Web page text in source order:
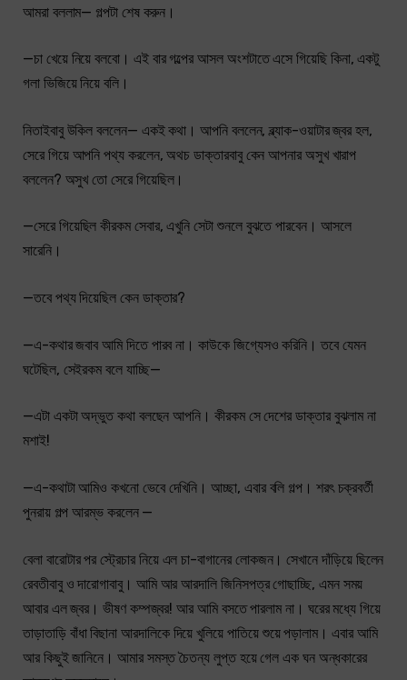
আমরা বললাম— গল্পটা শেষ করুন।
—চা খেয়ে নিয়ে বলবো। এই বার গল্পের আসল অংশটাতে এসে গিয়েছি কিনা, একটু
গলা ভিজিয়ে নিয়ে বলি।
নিতাইবাবু উকিল বললেন— একই কথা। আপনি বললেন, ব্ল্যাক-ওয়াটার জ্বর হল,
সেরে গিয়ে আপনি পথ্য করলেন, অথচ ডাক্তারবাবু কেন আপনার অসুখ খারাপ
বললেন? অসুখ তো সেরে গিয়েছিল।
—সেরে গিয়েছিল কীরকম সেবার, এখুনি সেটা শুনলে বুঝতে পারবেন। আসলে
সারেনি।
—তবে পথ্য দিয়েছিল কেন ডাক্তার?
—এ-কথার জবাব আমি দিতে পারব না। কাউকে জিগ্যেসও করিনি। তবে যেমন
ঘটেছিল, সেইরকম বলে যাচ্ছি—
—এটা একটা অদ্ভুত কথা বলছেন আপনি। কীরকম সে দেশের ডাক্তার বুঝলাম না
মশাই!
—এ-কথাটা আমিও কখনো ভেবে দেখিনি। আচ্ছা, এবার বলি গল্প। শরৎ চক্রবর্তী
পুনরায় গল্প আরম্ভ করলেন —
বেলা বারোটার পর স্ট্রেচার নিয়ে এল চা-বাগানের লোকজন। সেখানে দাঁড়িয়ে ছিলেন
রেবতীবাবু ও দারোগাবাবু। আমি আর আরদালি জিনিসপত্র গোছাচ্ছি, এমন সময়
আবার এল জ্বর। ভীষণ কম্পজ্বর! আর আমি বসতে পারলাম না। ঘরের মধ্যে গিয়ে
তাড়াতাড়ি বাঁধা বিছানা আরদালিকে দিয়ে খুলিয়ে পাতিয়ে শুয়ে পড়ালাম। এবার আমি
আর কিছুই জানিনে। আমার সমস্ত চৈতন্য লুপ্ত হয়ে গেল এক ঘন অন্ধকারের